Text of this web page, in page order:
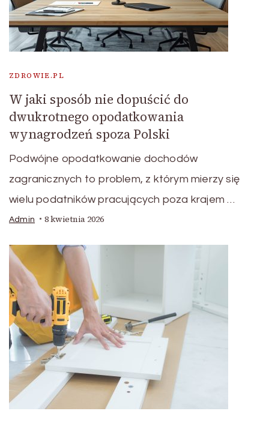
ZDROWIE.PL
W jaki sposób nie dopuścić do
dwukrotnego opodatkowania
wynagrodzeń spoza Polski
Podwójne opodatkowanie dochodów
zagranicznych to problem, z którym mierzy się
wielu podatników pracujących poza krajem …
Admin 8 kwietnia 2026